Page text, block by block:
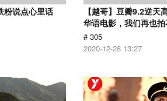
粉说点心里话
【越哥】豆瓣9.2逆天
华语电影，我们再也拍
# 305
2020-12-28 13:27